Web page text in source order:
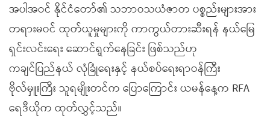
အပါအဝင် နိုင်ငံတော်၏ သဘာဝသယံဇာတ ပစ္စည်းများအား
တရားမဝင် ထုတ်ယူမှုများကို ကာကွယ်တားဆီးရန် နယ်မြေ
ရှင်းလင်းရေး ဆောင်ရွက်နေခြင်း ဖြစ်သည်ဟု
ကချင်ပြည်နယ် လုံခြုံရေးနှင့် နယ်စပ်ရေးရာဝန်ကြီး
ဗိုလ်မှူးကြီး သူရမျိုးတင်က ပြောကြောင်း ယမန်နေ့က RFA
ရေဒီယိုက ထုတ်လွှင့်သည်။